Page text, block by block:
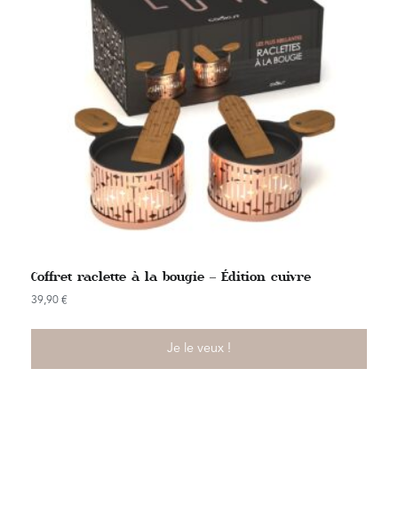
Coffret raclette à la bougie – Édition cuivre
39,90 €
Je le veux !